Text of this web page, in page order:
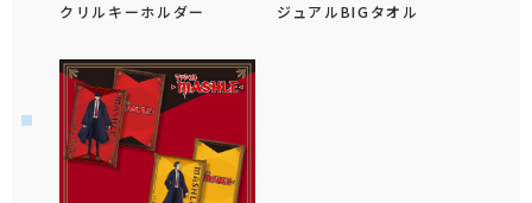
クリルキーホルダー
ジュアルBIGタオル